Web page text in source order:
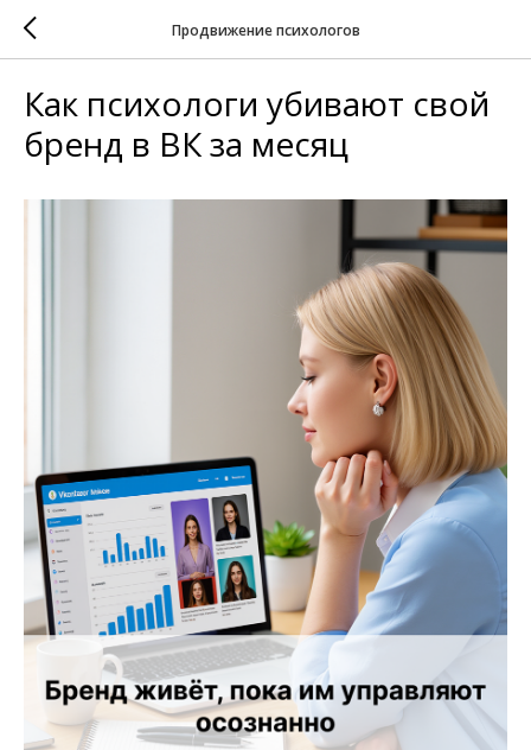
Продвижение психологов
Как психологи убивают свой
бренд в ВК за месяц